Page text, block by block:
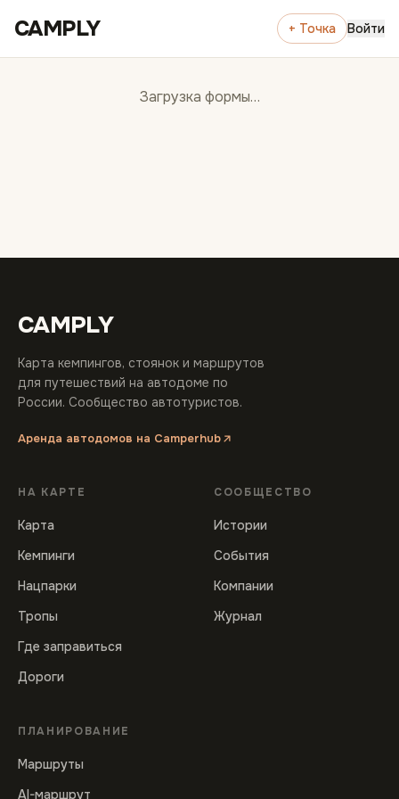
CAMPLY + Точка Войти
Загрузка формы…
CAMPLY
Карта кемпингов, стоянок и маршрутов
для путешествий на автодоме по
России. Сообщество автотуристов.
Аренда автодомов на Camperhub
НА КАРТЕ
Карта
Кемпинги
Нацпарки
Тропы
Где заправиться
Дороги
СООБЩЕСТВО
Истории
События
Компании
Журнал
ПЛАНИРОВАНИЕ
Маршруты
AI-маршрут